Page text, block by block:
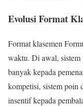
Evolusi Format
Format klasemen
waktu. Di awal,
banyak kepada
kompetisi, sistem poin
insentif kepada